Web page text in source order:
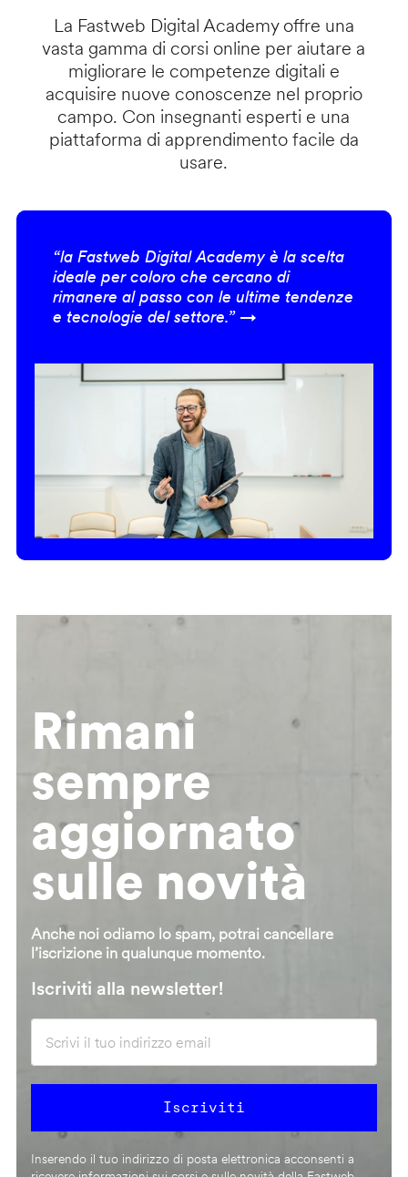
La Fastweb Digital Academy offre una
vasta gamma di corsi online per aiutare a
migliorare le competenze digitali e
acquisire nuove conoscenze nel proprio
campo. Con insegnanti esperti e una
piattaforma di apprendimento facile da
usare.
“la Fastweb Digital Academy è la scelta
ideale per coloro che cercano di
rimanere al passo con le ultime tendenze
e tecnologie del settore.” →
Rimani
sempre
aggiornato
sulle novità
Anche noi odiamo lo spam, potrai cancellare
l’iscrizione in qualunque momento.
Iscriviti alla newsletter!
Inserendo il tuo indirizzo di posta elettronica acconsenti a